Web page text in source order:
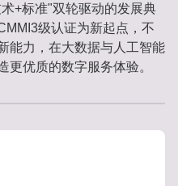
+标准"双轮驱动的发展典
级认证为新起点，不
能力，在大数据与人工智能
更优质的数字服务体验。